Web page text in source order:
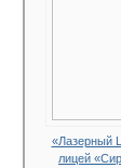
«Лазерный
лицей